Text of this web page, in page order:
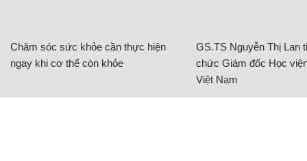
Chăm sóc sức khỏe cần thực hiện
ngay khi cơ thể còn khỏe
GS.TS Nguyễn Thị Lan
chức Giám đốc Học
Việt Nam